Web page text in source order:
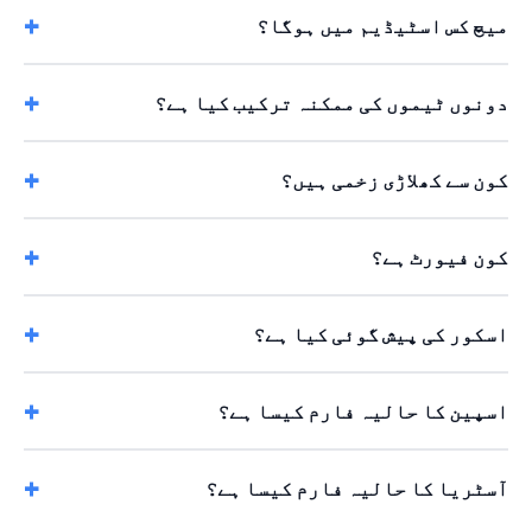
میچ کس اسٹیڈیم میں ہوگا؟
دونوں ٹیموں کی ممکنہ ترکیب کیا ہے؟
کون سے کھلاڑی زخمی ہیں؟
کون فیورٹ ہے؟
اسکور کی پیش گوئی کیا ہے؟
اسپین کا حالیہ فارم کیسا ہے؟
آسٹریا کا حالیہ فارم کیسا ہے؟